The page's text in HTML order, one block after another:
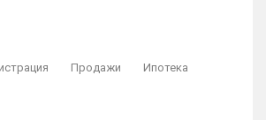
Продажи
Ипотека